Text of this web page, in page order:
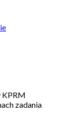
KPRM
zadania